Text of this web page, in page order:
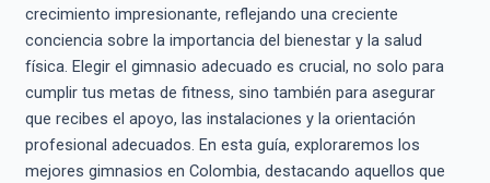
crecimiento impresionante, reflejando una creciente
conciencia sobre la importancia del bienestar y la salud
física. Elegir el gimnasio adecuado es crucial, no solo para
cumplir tus metas de fitness, sino también para asegurar
que recibes el apoyo, las instalaciones y la orientación
profesional adecuados. En esta guía, exploraremos los
mejores gimnasios en Colombia, destacando aquellos que